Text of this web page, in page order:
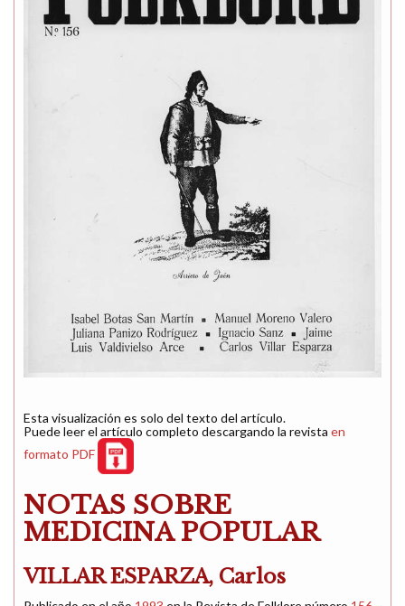
Esta visualización es solo del texto del artículo.
Puede leer el artículo completo descargando la revista en
formato PDF
NOTAS SOBRE
MEDICINA POPULAR
VILLAR ESPARZA, Carlos